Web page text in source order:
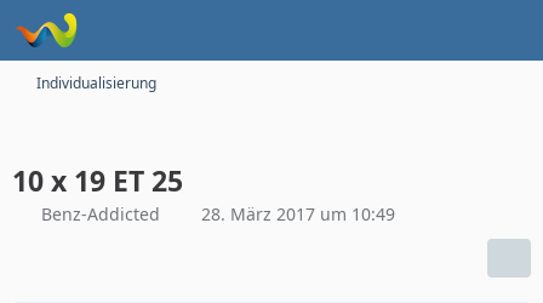
Individualisierung
10 x 19 ET 25
Benz-Addicted 28. März 2017 um 10:49